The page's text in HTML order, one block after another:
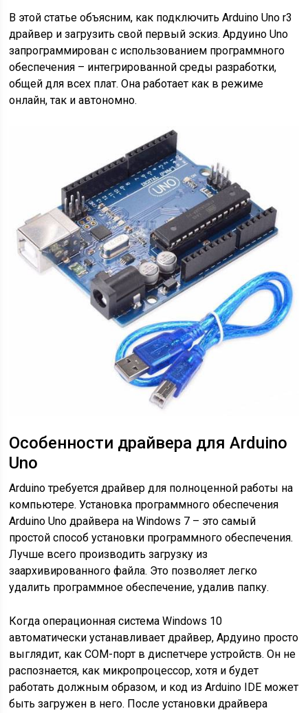
В этой статье объясним, как подключить Arduino Uno r3
драйвер и загрузить свой первый эскиз. Ардуино Uno
запрограммирован с использованием программного
обеспечения – интегрированной среды разработки,
общей для всех плат. Она работает как в режиме
онлайн, так и автономно.
Особенности драйвера для Arduino
Uno
Arduino требуется драйвер для полноценной работы на
компьютере. Установка программного обеспечения
Arduino Uno драйвера на Windows 7 – это самый
простой способ установки программного обеспечения.
Лучше всего производить загрузку из
заархивированного файла. Это позволяет легко
удалить программное обеспечение, удалив папку.
Когда операционная система Windows 10
автоматически устанавливает драйвер, Ардуино просто
выглядит, как COM-порт в диспетчере устройств. Он не
распознается, как микропроцессор, хотя и будет
работать должным образом, и код из Arduino IDE может
быть загружен в него. После установки драйвера